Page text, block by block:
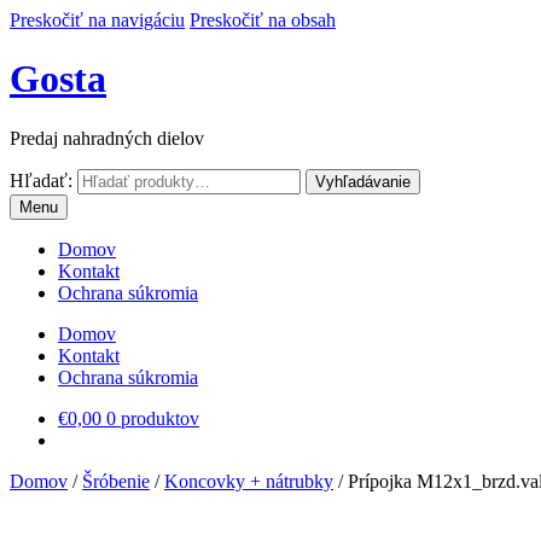
Preskočiť na navigáciu Preskočiť na obsah
Gosta
Predaj nahradných dielov
Hľadať:
Vyhľadávanie
Menu
Domov
Kontakt
Ochrana súkromia
Domov
Kontakt
Ochrana súkromia
€0,00 0 produktov
Domov / Šróbenie /Koncovky + nátrubky /Prípojka